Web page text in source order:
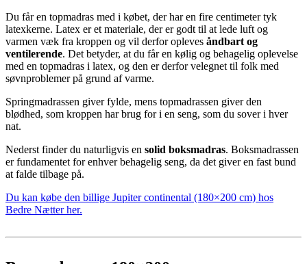
Du får en topmadras med i købet, der har en fire centimeter tyk
latexkerne. Latex er et materiale, der er godt til at lede luft og
varmen væk fra kroppen og vil derfor opleves åndbart og
ventilerende. Det betyder, at du får en kølig og behagelig oplevelse
med en topmadras i latex, og den er derfor velegnet til folk med
søvnproblemer på grund af varme.
Springmadrassen giver fylde, mens topmadrassen giver den
blødhed, som kroppen har brug for i en seng, som du sover i hver
nat.
Nederst finder du naturligvis en solid boksmadras. Boksmadrassen
er fundamentet for enhver behagelig seng, da det giver en fast bund
at falde tilbage på.
Du kan købe den billige Jupiter continental (180×200 cm) hos
Bedre Nætter her.